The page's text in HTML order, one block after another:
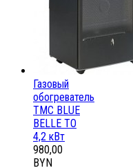
Газовый
обогреватель
ТМС BLUE
BELLE ТО
4,2 кВт
980,00
BYN